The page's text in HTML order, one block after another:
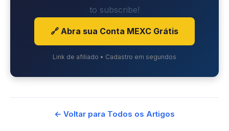
to subscribe!
🔗 Abra sua Conta MEXC Grátis
Link de afiliado • Cadastro em segundos
← Voltar para Todos os Artigos